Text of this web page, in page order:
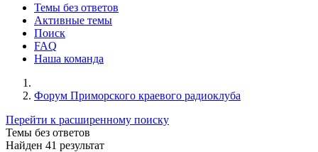
Темы без ответов
Активные темы
Поиск
FAQ
Наша команда
Форум Приморского краевого радиоклуба
Перейти к расширенному поиску
Темы без ответов
Найден 41 результат